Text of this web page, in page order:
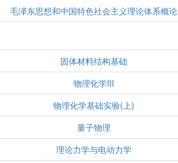
毛泽东思想和中国特色社会主义理论体系概论
固体材料结构基础
物理化学III
物理化学基础实验(上)
量子物理
理论力学与电动力学